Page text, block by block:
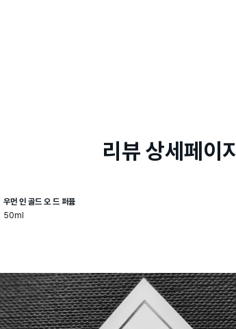
리뷰 상세페이지
우먼 인 골드 오 드 퍼퓸
50ml